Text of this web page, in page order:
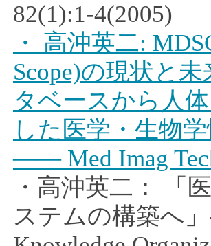
82(1):1-4(2005)
・ 高沖英二:
Scope)の現状と
タベースから人
した医学・生物
―― Med Imag
・高沖英二： 「
ステムの構築へ